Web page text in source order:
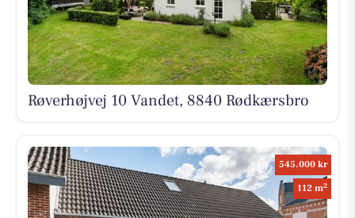
Røverhøjvej 10 Vandet, 8840 Rødkærsbro
545.000 kr
112 m2